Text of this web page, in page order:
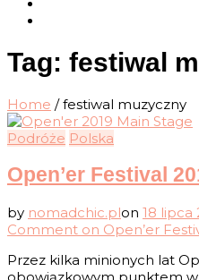
Tag: festiwal
Home / festiwal muzyczny
Podróże Polska
Open’er Festival
by nomadchic.plon 18 lipca
Comment on Open’er
Przez kilka minionych lat
obowiązkowym punktem